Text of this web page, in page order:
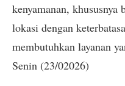
kenyamanan, khususnya
lokasi dengan
membutuhkan layanan
Senin (23/02026)